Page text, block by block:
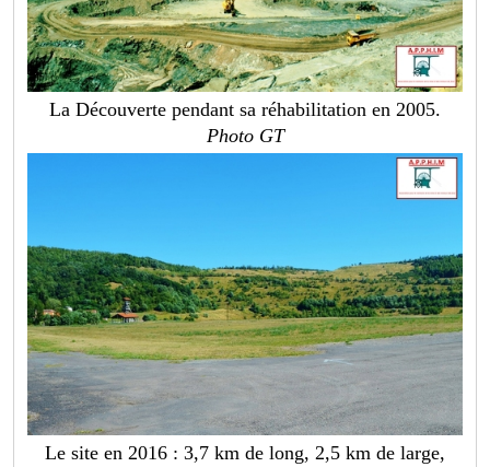
La Découverte pendant sa réhabilitation en 2005.
Photo GT
Le site en 2016 : 3,7 km de long, 2,5 km de large,